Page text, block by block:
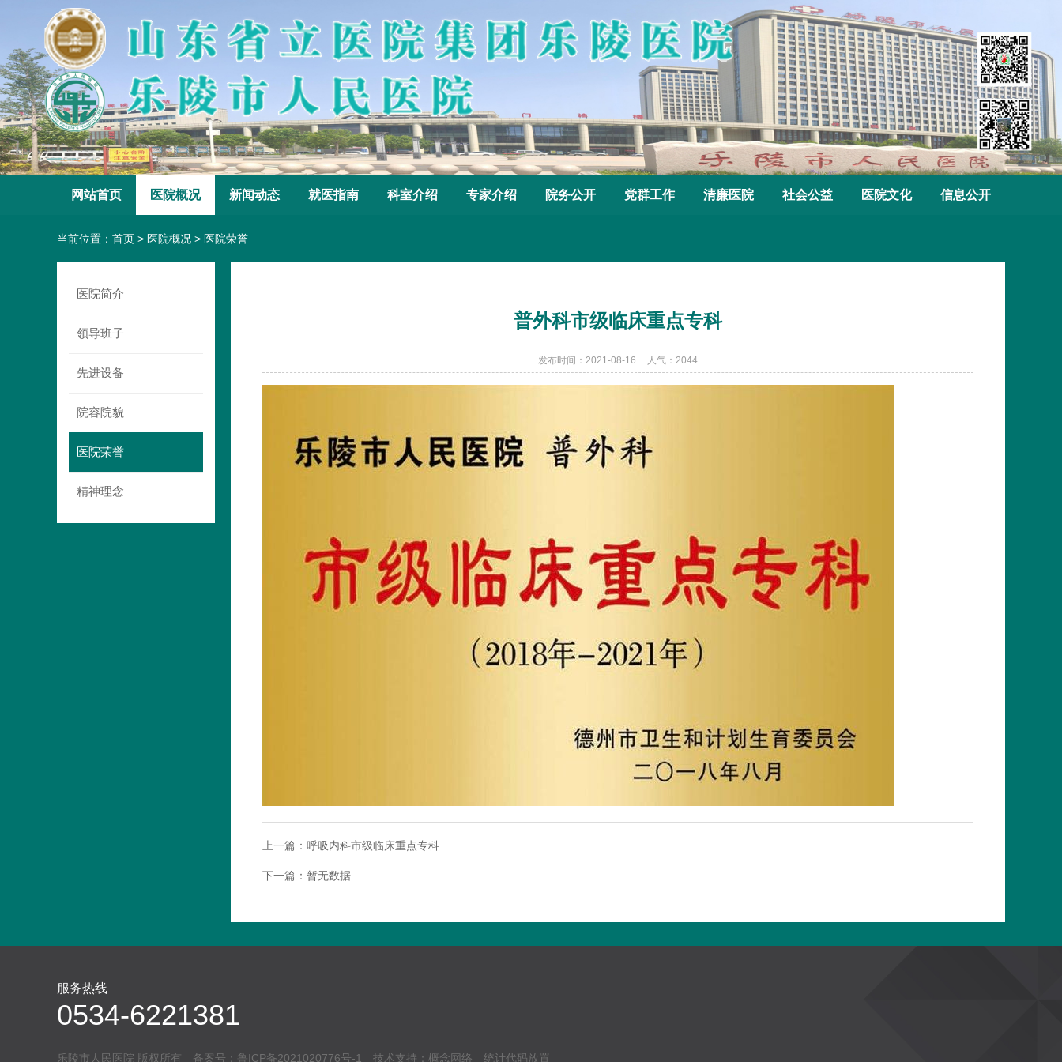
网站首页 医院概况 新闻动态 就医指南 科室介绍 专家介绍 院务公开 党群工作 清廉医院 社会公益 医院文化 信息公开
当前位置： 首页 > 医院概况 > 医院荣誉
医院简介
领导班子
先进设备
院容院貌
医院荣誉
精神理念
普外科市级临床重点专科
发布时间：2021-08-16 人气： 2044
上一篇： 呼吸内科市级临床重点专科
下一篇： 暂无数据
服务热线
0534-6221381
乐陵市人民医院 版权所有 备案号： 鲁ICP备2021020776号-1 技术支持： 概念网络 统计代码放置